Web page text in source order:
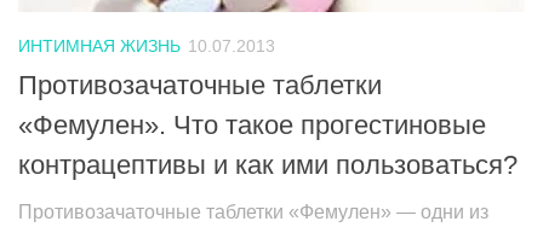
ИНТИМНАЯ ЖИЗНЬ 10.07.2013
Противозачаточные таблетки
«Фемулен». Что такое прогестиновые
контрацептивы и как ими пользоваться?
Противозачаточные таблетки «Фемулен» — одни из